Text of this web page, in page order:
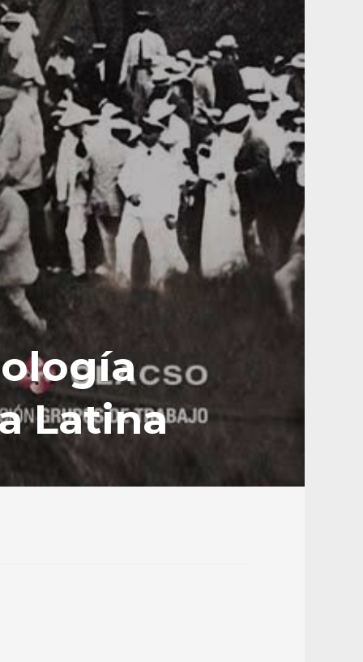
Latina